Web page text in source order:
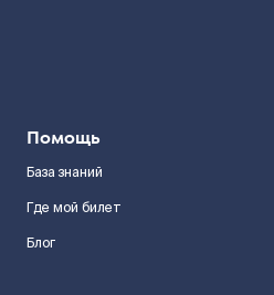
Помощь
База знаний
Где мой билет
Блог